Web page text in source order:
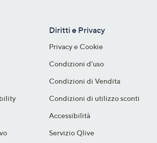
Diritti e Privacy
Privacy e Cookie
Condizioni d'uso
Condizioni di Vendita
Condizioni di utilizzo sconti
Accessibilità
Servizio Qlive